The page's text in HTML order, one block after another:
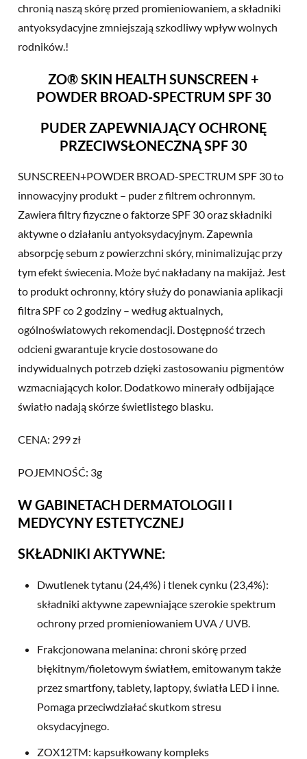
chronią naszą skórę przed promieniowaniem, a składniki
antyoksydacyjne zmniejszają szkodliwy wpływ wolnych
rodników.!
ZO® SKIN HEALTH SUNSCREEN +
POWDER BROAD-SPECTRUM SPF 30
PUDER ZAPEWNIAJĄCY OCHRONĘ
PRZECIWSŁONECZNĄ SPF 30
SUNSCREEN+POWDER BROAD-SPECTRUM SPF 30 to
innowacyjny produkt – puder z filtrem ochronnym.
Zawiera filtry fizyczne o faktorze SPF 30 oraz składniki
aktywne o działaniu antyoksydacyjnym. Zapewnia
absorpcję sebum z powierzchni skóry, minimalizując przy
tym efekt świecenia. Może być nakładany na makijaż. Jest
to produkt ochronny, który służy do ponawiania aplikacji
filtra SPF co 2 godziny – według aktualnych,
ogólnoświatowych rekomendacji. Dostępność trzech
odcieni gwarantuje krycie dostosowane do
indywidualnych potrzeb dzięki zastosowaniu pigmentów
wzmacniających kolor. Dodatkowo minerały odbijające
światło nadają skórze świetlistego blasku.
CENA: 299 zł
POJEMNOŚĆ: 3g
W GABINETACH DERMATOLOGII I
MEDYCYNY ESTETYCZNEJ
SKŁADNIKI AKTYWNE:
Dwutlenek tytanu (24,4%) i tlenek cynku (23,4%):
składniki aktywne zapewniające szerokie spektrum
ochrony przed promieniowaniem UVA / UVB.
Frakcjonowana melanina: chroni skórę przed
błękitnym/fioletowym światłem, emitowanym także
przez smartfony, tablety, laptopy, światła LED i inne.
Pomaga przeciwdziałać skutkom stresu
oksydacyjnego.
ZOX12TM: kapsułkowany kompleks